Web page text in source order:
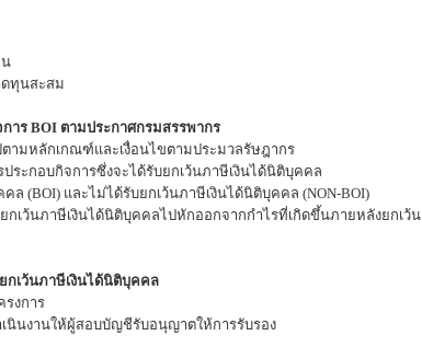
ทุนสะสม
าร BOI ตามประกาศกรมสรรพากร
ามหลักเกณฑ์และเงื่อนไขตามประมวลรัษฎากร
ะกอบกิจการซึ่งจะได้รับยกเว้นภาษีเงินได้นิติบุคคล
ล (BOI) และไม่ได้รับยกเว้นภาษีเงินได้นิติบุคคล (NON-BOI)
เว้นภาษีเงินได้นิติบุคคลไปหักออกจากกำไรที่เกิดขึ้นภายหลังยกเว้น
เว้นภาษีเงินได้นิติบุคคล
งการ
นินงานให้ผู้สอบบัญชีรับอนุญาตให้การรับรอง